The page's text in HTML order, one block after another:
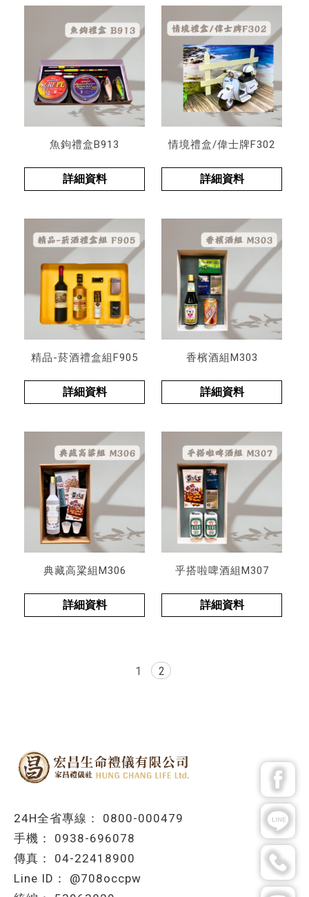
魚鉤禮盒B913
詳細資料
情境禮盒/偉士牌F302
詳細資料
精品-菸酒禮盒組F905
詳細資料
香檳酒組M303
詳細資料
典藏高粱組M306
詳細資料
乎搭啦啤酒組M307
詳細資料
1 2
0800-000479
0938-696078
04-22418900
@708occpw